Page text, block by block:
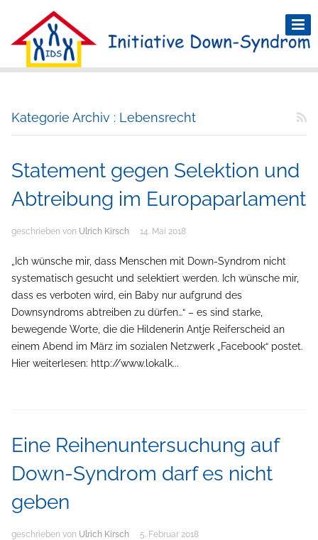
Kategorie Archiv : Lebensrecht
Statement gegen Selektion und
Abtreibung im Europaparlament
geschrieben von Ulrich Kirsch 14. Mai 2018
„Ich wünsche mir, dass Menschen mit Down-Syndrom nicht
systematisch gesucht und selektiert werden. Ich wünsche mir,
dass es verboten wird, ein Baby nur aufgrund des
Downsyndroms abtreiben zu dürfen…“ – es sind starke,
bewegende Worte, die die Hildenerin Antje Reiferscheid an
einem Abend im März im sozialen Netzwerk „Facebook“ postet.
Hier weiterlesen: http://www.lokalk...
Eine Reihenuntersuchung auf
Down-Syndrom darf es nicht
geben
geschrieben von Ulrich Kirsch 5. Februar 2018